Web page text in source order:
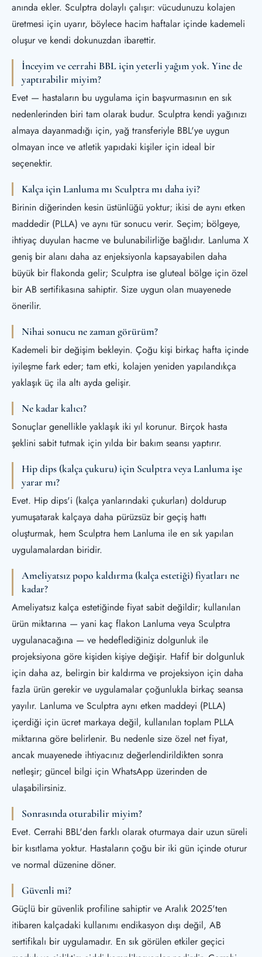
anında ekler. Sculptra dolaylı çalışır: vücudunuzu kolajen
üretmesi için uyarır, böylece hacim haftalar içinde kademeli
oluşur ve kendi dokunuzdan ibarettir.
İnceyim ve cerrahi BBL için yeterli yağım yok. Yine de
yaptırabilir miyim?
Evet — hastaların bu uygulama için başvurmasının en sık
nedenlerinden biri tam olarak budur. Sculptra kendi yağınızı
almaya dayanmadığı için, yağ transferiyle BBL'ye uygun
olmayan ince ve atletik yapıdaki kişiler için ideal bir
seçenektir.
Kalça için Lanluma mı Sculptra mı daha iyi?
Birinin diğerinden kesin üstünlüğü yoktur; ikisi de aynı etken
maddedir (PLLA) ve aynı tür sonucu verir. Seçim; bölgeye,
ihtiyaç duyulan hacme ve bulunabilirliğe bağlıdır. Lanluma X
geniş bir alanı daha az enjeksiyonla kapsayabilen daha
büyük bir flakonda gelir; Sculptra ise gluteal bölge için özel
bir AB sertifikasına sahiptir. Size uygun olan muayenede
önerilir.
Nihai sonucu ne zaman görürüm?
Kademeli bir değişim bekleyin. Çoğu kişi birkaç hafta içinde
iyileşme fark eder; tam etki, kolajen yeniden yapılandıkça
yaklaşık üç ila altı ayda gelişir.
Ne kadar kalıcı?
Sonuçlar genellikle yaklaşık iki yıl korunur. Birçok hasta
şeklini sabit tutmak için yılda bir bakım seansı yaptırır.
Hip dips (kalça çukuru) için Sculptra veya Lanluma işe
yarar mı?
Evet. Hip dips'i (kalça yanlarındaki çukurları) doldurup
yumuşatarak kalçaya daha pürüzsüz bir geçiş hattı
oluşturmak, hem Sculptra hem Lanluma ile en sık yapılan
uygulamalardan biridir.
Ameliyatsız popo kaldırma (kalça estetiği) fiyatları ne
kadar?
Ameliyatsız kalça estetiğinde fiyat sabit değildir; kullanılan
ürün miktarına — yani kaç flakon Lanluma veya Sculptra
uygulanacağına — ve hedeflediğiniz dolgunluk ile
projeksiyona göre kişiden kişiye değişir. Hafif bir dolgunluk
için daha az, belirgin bir kaldırma ve projeksiyon için daha
fazla ürün gerekir ve uygulamalar çoğunlukla birkaç seansa
yayılır. Lanluma ve Sculptra aynı etken maddeyi (PLLA)
içerdiği için ücret markaya değil, kullanılan toplam PLLA
miktarına göre belirlenir. Bu nedenle size özel net fiyat,
ancak muayenede ihtiyacınız değerlendirildikten sonra
netleşir; güncel bilgi için WhatsApp üzerinden de
ulaşabilirsiniz.
Sonrasında oturabilir miyim?
Evet. Cerrahi BBL'den farklı olarak oturmaya dair uzun süreli
bir kısıtlama yoktur. Hastaların çoğu bir iki gün içinde oturur
ve normal düzenine döner.
Güvenli mi?
Güçlü bir güvenlik profiline sahiptir ve Aralık 2025'ten
itibaren kalçadaki kullanımı endikasyon dışı değil, AB
sertifikalı bir uygulamadır. En sık görülen etkiler geçici